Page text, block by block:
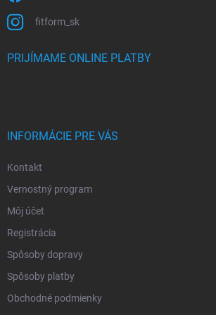
fitform_sk
PRIJÍMAME ONLINE PLATBY
INFORMÁCIE PRE VÁS
Kontakt
Vernostný program
Môj účet
Registrácia
Spôsoby dopravy
Spôsoby platby
Obchodné podmienky